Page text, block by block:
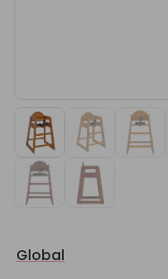
Global